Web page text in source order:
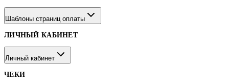
Шаблоны страниц оплаты
ЛИЧНЫЙ КАБИНЕТ
Личный кабинет
ЧЕКИ